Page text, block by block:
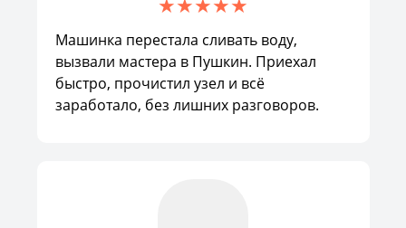
Машинка перестала сливать воду,
вызвали мастера в Пушкин. Приехал
быстро, прочистил узел и всё
заработало, без лишних разговоров.